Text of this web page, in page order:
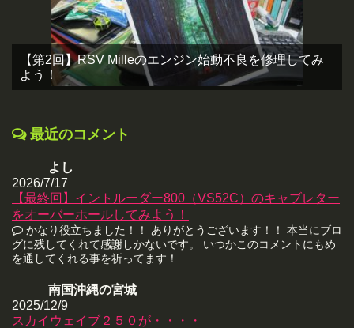
【第2回】RSV Milleのエンジン始動不良を修理してみ
よう！
最近のコメント
よし
2026/7/17
【最終回】イントルーダー800（VS52C）のキャブレター
をオーバーホールしてみよう！
かなり役立ちました！！ ありがとうございます！！ 本当にブロ
グに残してくれて感謝しかないです。 いつかこのコメントにもめ
を通してくれる事を祈ってます！
南国沖縄の宮城
2025/12/9
スカイウェイブ２５０が・・・・